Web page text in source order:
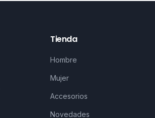
Tienda
Hombre
Mujer
Accesorios
Novedades